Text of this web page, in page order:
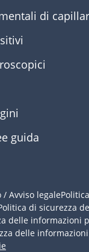
di
guida
Avviso legale
di sicurezza
delle informazioni
delle